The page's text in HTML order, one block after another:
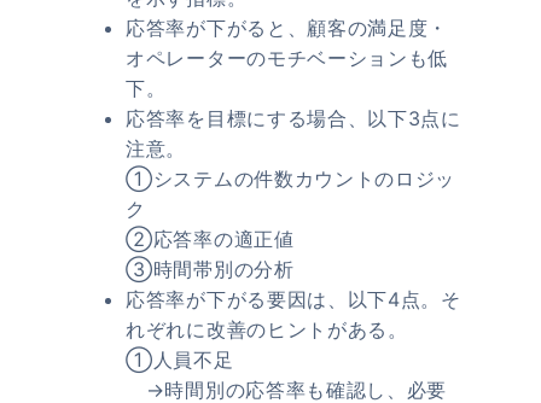
応答率が下がると、顧客の満足度・
オペレーターのモチベーションも低
下。
応答率を目標にする場合、以下3点に
注意。
①システムの件数カウントのロジッ
ク
②応答率の適正値
③時間帯別の分析
応答率が下がる要因は、以下4点。そ
れぞれに改善のヒントがある。
①人員不足
→時間別の応答率も確認し、必要